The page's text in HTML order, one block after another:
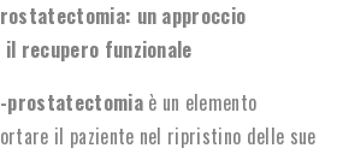
un approccio
recupero funzionale
prostatectomiaè un elemento
il paziente nel ripristino delle sue